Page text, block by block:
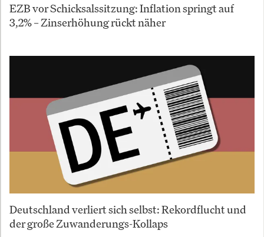
EZB vor Schicksalssitzung: Inflation springt auf
3,2% – Zinserhöhung rückt näher
Deutschland verliert sich selbst: Rekordflucht und
der große Zuwanderungs-Kollaps